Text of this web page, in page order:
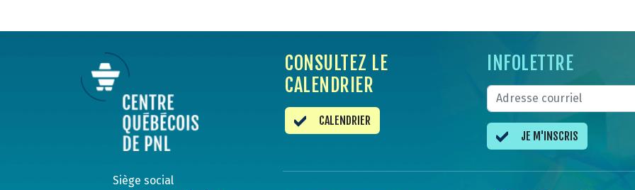
Siège social
CONSULTEZ LE
CALENDRIER
CALENDRIER
INFOLETTRE
JE M'INSCRIS